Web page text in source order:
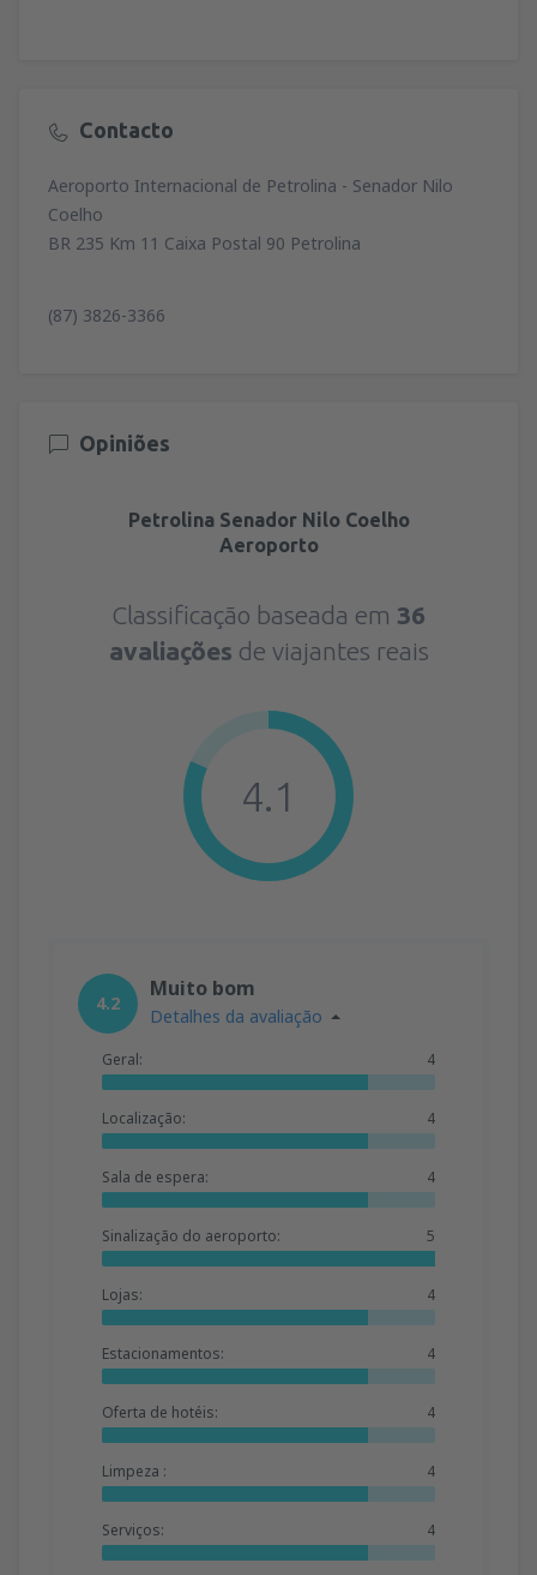
Contacto
Aeroporto Internacional de Petrolina - Senador Nilo
Coelho
BR 235 Km 11 Caixa Postal 90 Petrolina
(87) 3826-3366
Opiniões
Petrolina Senador Nilo Coelho
Aeroporto
Classificação baseada em 36
avaliações de viajantes reais
4.1
4.2
Muito bom
Detalhes da avaliação
Geral: 4
Localização: 4
Sala de espera: 4
Sinalização do aeroporto: 5
Lojas: 4
Estacionamentos: 4
Oferta de hotéis: 4
Limpeza : 4
Serviços: 4